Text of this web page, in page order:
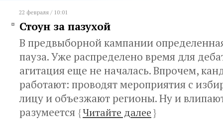
22 февраля / 10:01
Стоун за пазухой
В предвыборной кампании
пауза. Уже распределено время для
агитация еще не началась. Впрочем,
работают: проводят мероприятия с
лицу и объезжают регионы. Ну и
разумеется {Читайте далее}